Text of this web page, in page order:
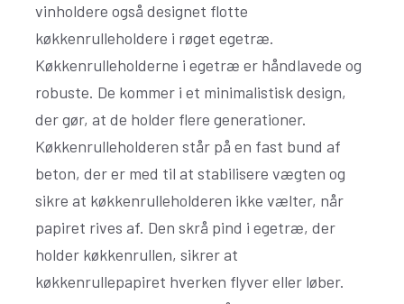
vinholdere også designet flotte
køkkenrulleholdere i røget egetræ.
Køkkenrulleholderne i egetræ er håndlavede og
robuste. De kommer i et minimalistisk design,
der gør, at de holder flere generationer.
Køkkenrulleholderen står på en fast bund af
beton, der er med til at stabilisere vægten og
sikre at køkkenrulleholderen ikke vælter, når
papiret rives af. Den skrå pind i egetræ, der
holder køkkenrullen, sikrer at
køkkenrullepapiret hverken flyver eller løber.